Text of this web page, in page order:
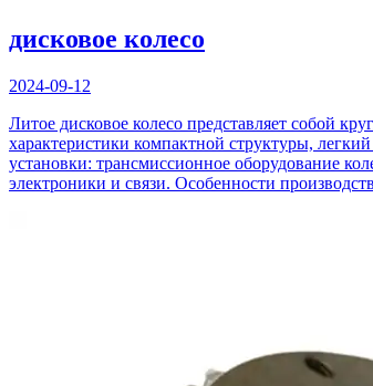
дисковое колесо
2024-09-12
Литое дисковое колесо представляет собой
характеристики компактной структуры,
установки: трансмиссионное оборудование
электроники и связи. Особенности